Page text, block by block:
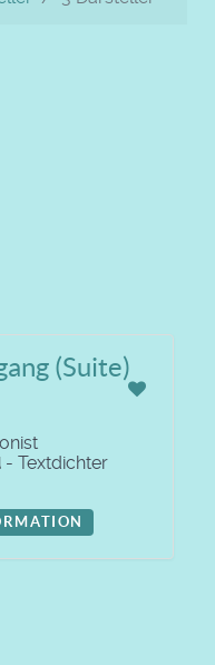
(Suite)
- Textdichter